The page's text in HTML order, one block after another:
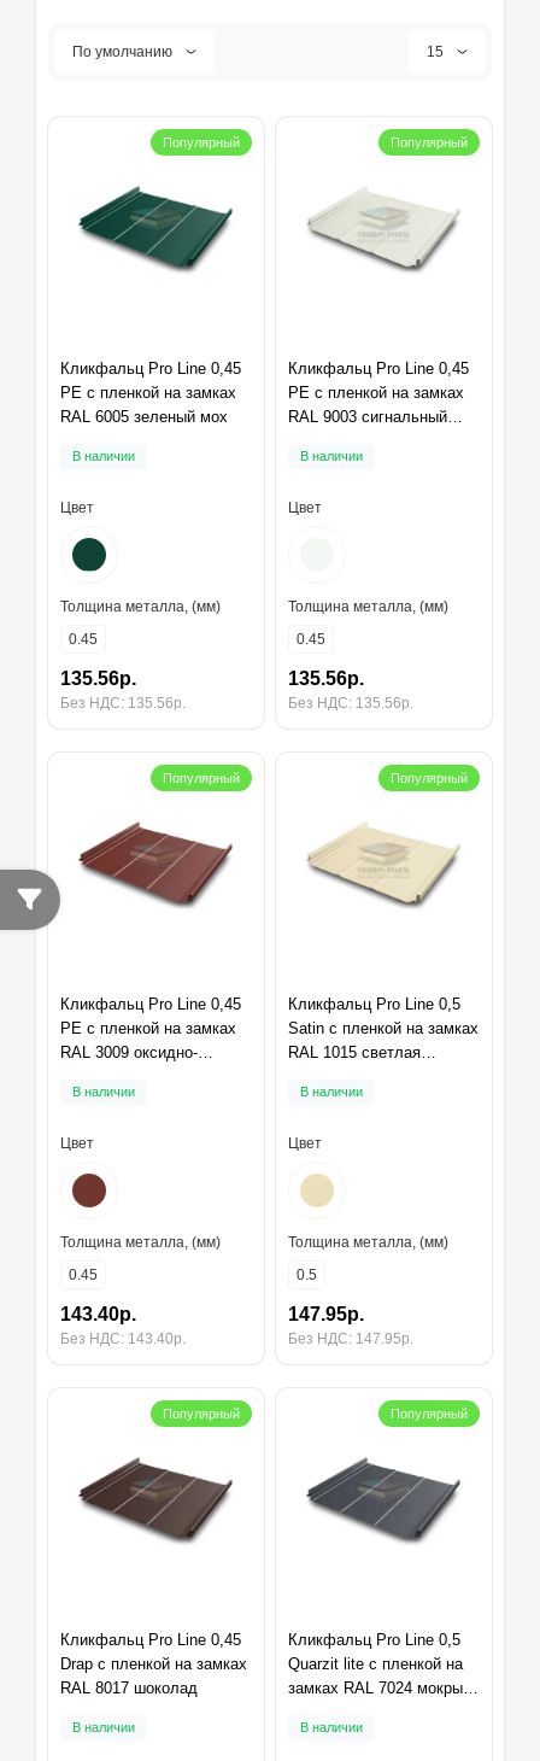
По умолчанию 15
Популярный
Кликфальц Pro Line 0,45
PE с пленкой на замках
RAL 6005 зеленый мох
В наличии
Цвет
Толщина металла, (мм)
0.45
135.56р.
Без НДС: 135.56р.
Популярный
Кликфальц Pro Line 0,45
PE с пленкой на замках
RAL 9003 сигнальный
В наличии
Цвет
Толщина металла, (мм)
0.45
135.56р.
Без НДС: 135.56р.
Популярный
Кликфальц Pro Line 0,45
PE с пленкой на замках
RAL 3009 оксидно-
В наличии
Цвет
Толщина металла, (мм)
0.45
143.40р.
Без НДС: 143.40р.
Популярный
Кликфальц Pro Line 0,5
Satin с пленкой на замках
RAL 1015 светлая
В наличии
Цвет
Толщина металла, (мм)
0.5
147.95р.
Без НДС: 147.95р.
Популярный
Кликфальц Pro Line 0,45
Drap с пленкой на замках
RAL 8017 шоколад
В наличии
Популярный
Кликфальц Pro Line 0,5
Quarzit lite с пленкой на
замках RAL 7024 мокрый
В наличии